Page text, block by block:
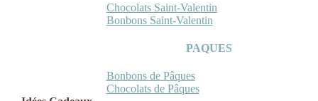
Chocolats Saint-Valentin
Bonbons Saint-Valentin
PAQUES
Bonbons de Pâques
Chocolats de Pâques